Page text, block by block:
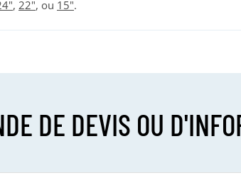
, 22", ou 15".
DE DEVIS OU